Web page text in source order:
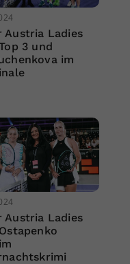
Austria Ladies
3 und
im
Austria Ladies